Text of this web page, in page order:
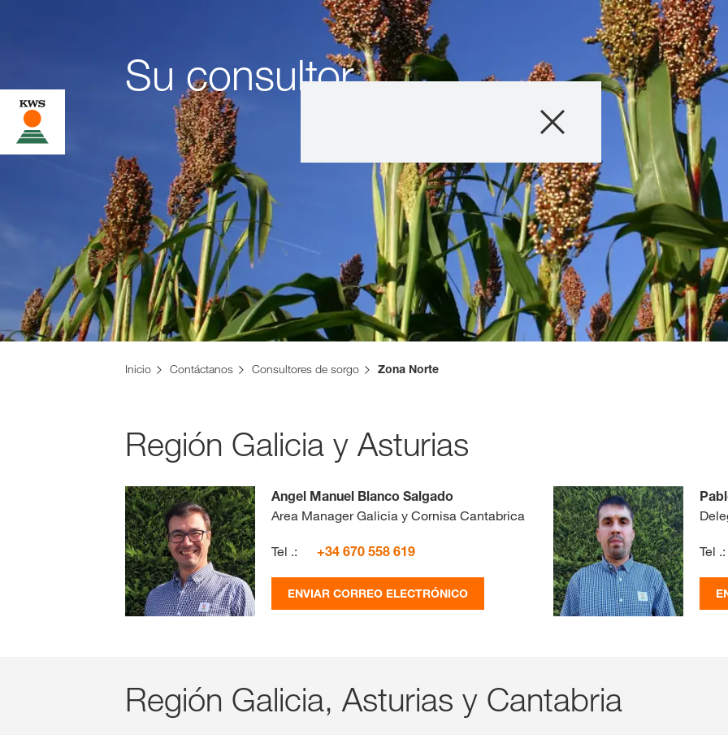
Producto
Información
Historias &
Servicios
Sobre nosotros
Temas
del Grupo
kws.com/
Inicio Contáctanos Consultores de sorgo Zona Norte
Su consultor
Región Galicia y Asturias
Angel Manuel Blanco Salgado
Area Manager Galicia y Cornisa Cantabrica
Tel .: +34 670 558 619
ENVIAR CORREO ELECTRÓNICO
Tel .:
Región Galicia, Asturias y Cantabria